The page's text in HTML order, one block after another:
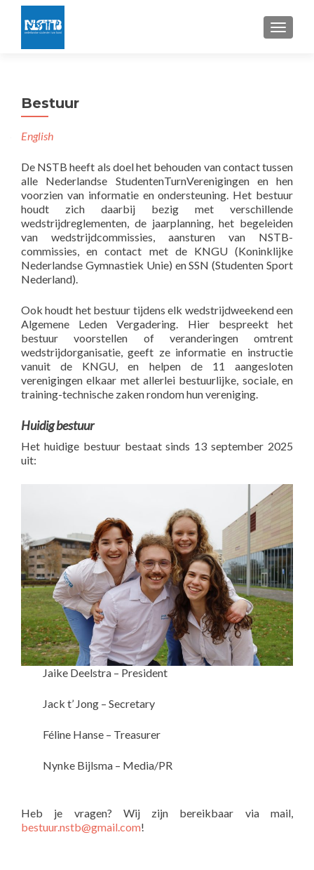
Bestuur
English
De NSTB heeft als doel het behouden van contact tussen
alle Nederlandse StudentenTurnVerenigingen en hen
voorzien van informatie en ondersteuning. Het bestuur
houdt zich daarbij bezig met verschillende
wedstrijdreglementen, de jaarplanning, het begeleiden
van wedstrijdcommissies, aansturen van NSTB-
commissies, en contact met de KNGU (Koninklijke
Nederlandse Gymnastiek Unie) en SSN (Studenten Sport
Nederland).
Ook houdt het bestuur tijdens elk wedstrijdweekend een
Algemene Leden Vergadering. Hier bespreekt het
bestuur voorstellen of veranderingen omtrent
wedstrijdorganisatie, geeft ze informatie en instructie
vanuit de KNGU, en helpen de 11 aangesloten
verenigingen elkaar met allerlei bestuurlijke, sociale, en
training-technische zaken rondom hun vereniging.
Huidig bestuur
Het huidige bestuur bestaat sinds 13 september 2025
uit:
Jaike Deelstra – President
Jack t’ Jong – Secretary
Féline Hanse – Treasurer
Nynke Bijlsma – Media/PR
Heb je vragen? Wij zijn bereikbaar via mail,
bestuur.nstb@gmail.com!